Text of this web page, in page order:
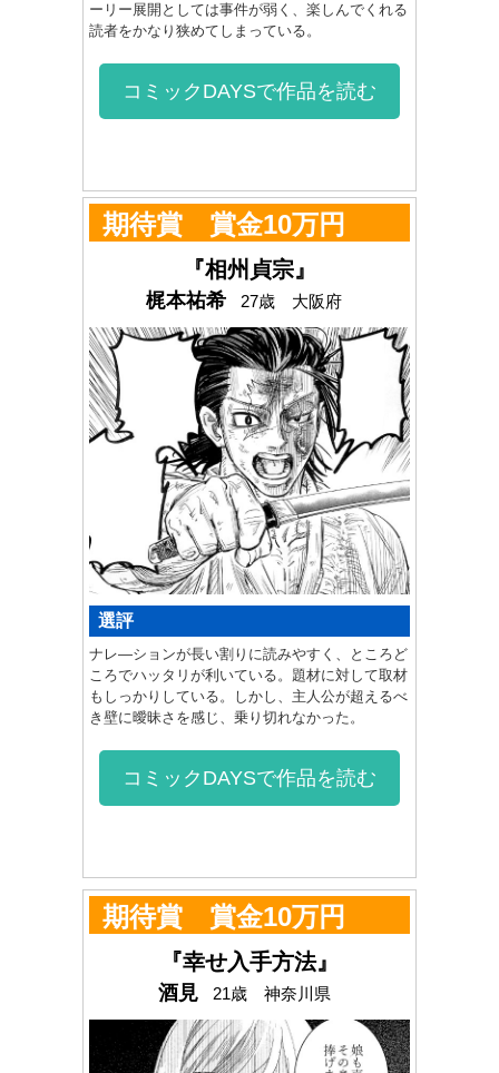
ーリー展開としては事件が弱く、楽しんでくれる
読者をかなり狭めてしまっている。
コミックDAYSで作品を読む
期待賞 賞金10万円
『相州貞宗』
梶本祐希 27歳 大阪府
選評
ナレ―ションが長い割りに読みやすく、ところど
ころでハッタリが利いている。題材に対して取材
もしっかりしている。しかし、主人公が超えるべ
き壁に曖昧さを感じ、乗り切れなかった。
コミックDAYSで作品を読む
期待賞 賞金10万円
『幸せ入手方法』
酒見 21歳 神奈川県